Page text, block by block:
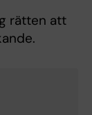
rätten att